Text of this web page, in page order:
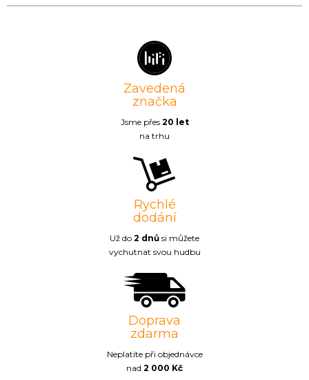
Zavedená
značka
Jsme přes 20 let
na trhu
Rychlé
dodání
Už do 2 dnů si můžete
vychutnat svou hudbu
Doprava
zdarma
Neplatíte při objednávce
nad 2 000 Kč